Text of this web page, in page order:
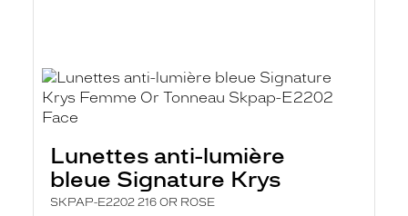
Lunettes anti-lumière
bleue Signature Krys
SKPAP-E2202 216 OR ROSE